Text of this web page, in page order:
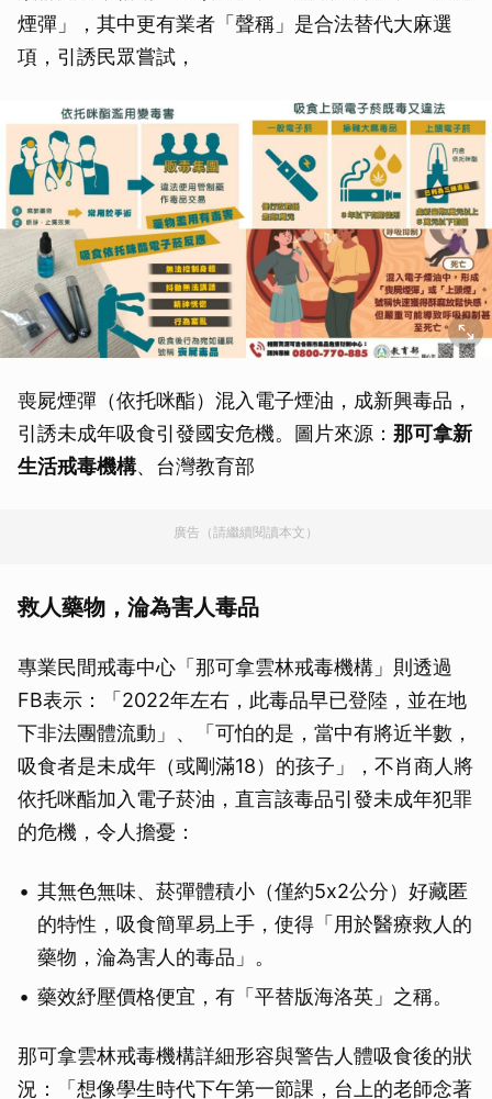
煙彈」，其中更有業者「聲稱」是合法替代大麻選
項，引誘民眾嘗試，
喪屍煙彈（依托咪酯）混入電子煙油，成新興毒品，
引誘未成年吸食引發國安危機。圖片來源： 那可拿新
生活戒毒機構、台灣教育部
廣告（請繼續閱讀本文）
救人藥物，淪為害人毒品
專業民間戒毒中心「那可拿雲林戒毒機構」則透過
FB表示：「2022年左右，此毒品早已登陸，並在地
下非法團體流動」、「可怕的是，當中有將近半數，
吸食者是未成年（或剛滿18）的孩子」，不肖商人將
依托咪酯加入電子菸油，直言該毒品引發未成年犯罪
的危機，令人擔憂：
其無色無味、菸彈體積小（僅約5x2公分）好藏匿
的特性，吸食簡單易上手，使得「用於醫療救人的
藥物，淪為害人的毒品」。
藥效紓壓價格便宜，有「平替版海洛英」之稱。
那可拿雲林戒毒機構詳細形容與警告人體吸食後的狀
況：「想像學生時代下午第一節課，台上的老師念著